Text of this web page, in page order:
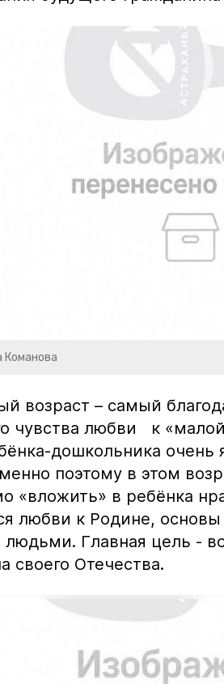
возраст – самый
чувства любви к
дошкольника очень
поэтому в этом
«вложить» в ребёнка
любви к Родине,
Главная цель -
своего Отечества.